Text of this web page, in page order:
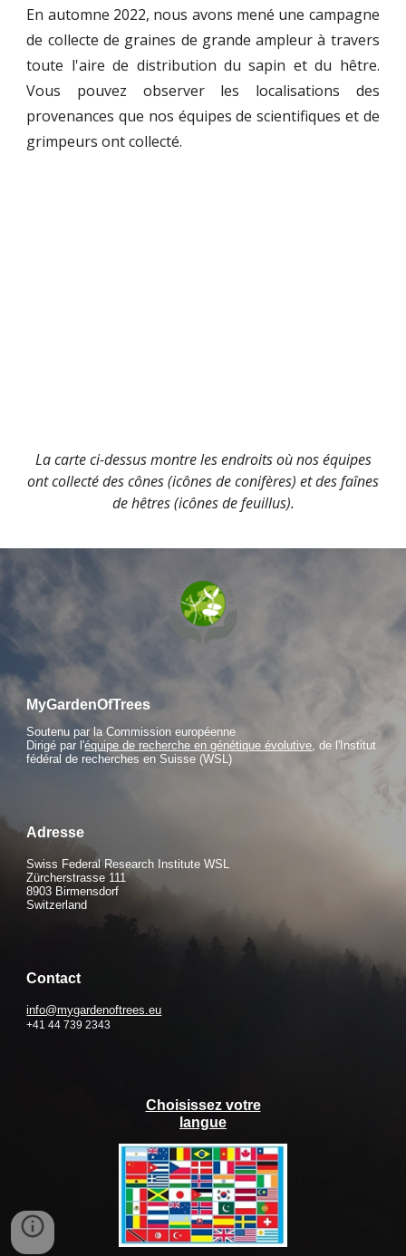
En automne 2022, nous avons mené une campagne
de collecte de graines de grande ampleur à travers
toute l'aire de distribution du sapin et du hêtre.
Vous pouvez observer les localisations des
provenances que nos équipes de scientifiques et de
grimpeurs ont collecté.
La carte ci-dessus montre les endroits où nos équipes
ont collecté des cônes (icônes de conifères) et des faînes
de hêtres (icônes de feuillus).
MyGardenOfTrees
Soutenu par la Commission européenne
Dirigé par l'équipe de recherche en génétique évolutive, de l'Institut
fédéral de recherches en Suisse (WSL)
Adresse
Swiss Federal Research Institute WSL
Zürcherstrasse 111
8903 Birmensdorf
Switzerland
Contact
info@mygardenoftrees.eu
+41 44 739 2343
Choisissez votre
langue